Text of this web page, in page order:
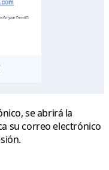
se abrirá la
su correo electrónico
.